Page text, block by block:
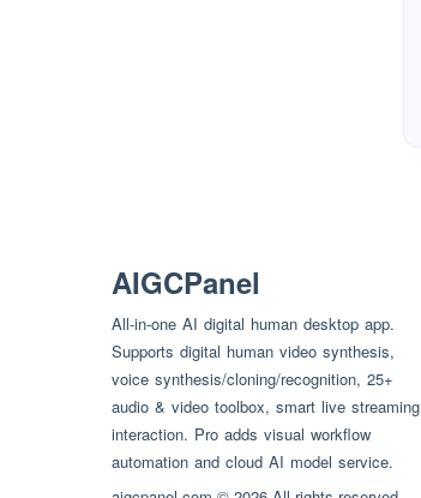
AIGCPanel
All-in-one AI digital human desktop app.
Supports digital human video synthesis,
voice synthesis/cloning/recognition, 25+
audio & video toolbox, smart live streaming
interaction. Pro adds visual workflow
automation and cloud AI model service.